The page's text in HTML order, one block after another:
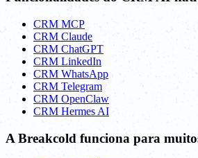
CRM MCP
CRM Claude
CRM ChatGPT
CRM LinkedIn
CRM WhatsApp
CRM Telegram
CRM OpenClaw
CRM Hermes AI
A Breakcold funciona para